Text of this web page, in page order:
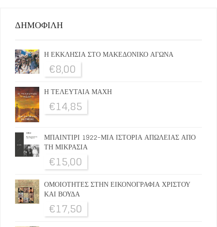
ΔΗΜΟΦΙΛΗ
Η ΕΚΚΛΗΣΙΑ ΣΤΟ ΜΑΚΕΔΟΝΙΚΟ ΑΓΩΝΑ
€8,00
Η ΤΕΛΕΥΤΑΙΑ ΜΑΧΗ
€14,85
ΜΠΑΙΝΤΙΡΙ 1922-ΜΙΑ ΙΣΤΟΡΙΑ ΑΠΩΛΕΙΑΣ ΑΠΟ
ΤΗ ΜΙΚΡΑΣΙΑ
€15,00
ΟΜΟΙΟΤΗΤΕΣ ΣΤΗΝ ΕΙΚΟΝΟΓΡΑΦΙΑ ΧΡΙΣΤΟΥ
ΚΑΙ ΒΟΥΔΑ
€17,50